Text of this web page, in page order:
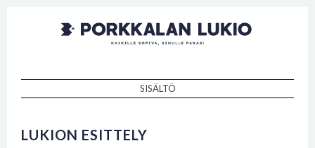
Porkkalan
lukio
Kaikille sopiva, sinulle paras!
SISÄLTÖ
LUKION ESITTELY